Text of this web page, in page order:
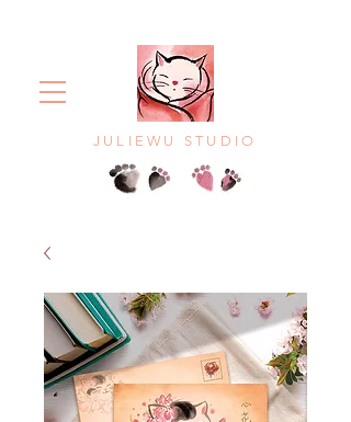
JULIEWU STUDIO